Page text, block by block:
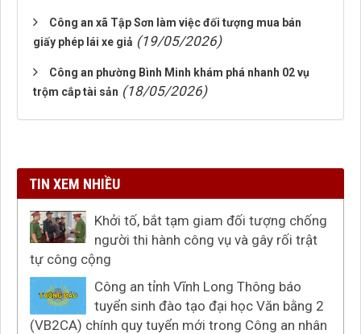
Công an xã Tập Sơn làm việc đối tượng mua bán
giấy phép lái xe giả (19/05/2026)
Công an phường Bình Minh khám phá nhanh 02 vụ
trộm cắp tài sản (18/05/2026)
TIN XEM NHIỀU
Khởi tố, bắt tạm giam đối tượng chống
người thi hành công vụ và gây rối trật
tự công cộng
Công an tỉnh Vĩnh Long Thông báo
tuyển sinh đào tạo đại học Văn bằng 2
(VB2CA) chính quy tuyển mới trong Công an nhân